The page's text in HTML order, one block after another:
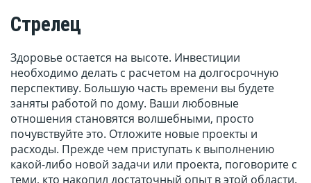
Стрелец
Здоровье остается на высоте. Инвестиции
необходимо делать с расчетом на долгосрочную
перспективу. Большую часть времени вы будете
заняты работой по дому. Ваши любовные
отношения становятся волшебными, просто
почувствуйте это. Отложите новые проекты и
расходы. Прежде чем приступать к выполнению
какой-либо новой задачи или проекта, поговорите с
теми, кто накопил достаточный опыт в этой области.